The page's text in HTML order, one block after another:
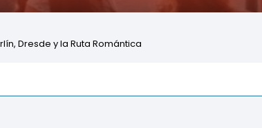
Dresde y la Ruta Romántica